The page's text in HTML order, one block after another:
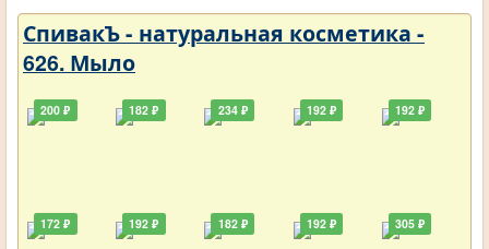
СпивакЪ - натуральная косметика -
626. Мыло
200 ₽
172 ₽
182 ₽
192 ₽
234 ₽
182 ₽
192 ₽
192 ₽
192 ₽
305 ₽